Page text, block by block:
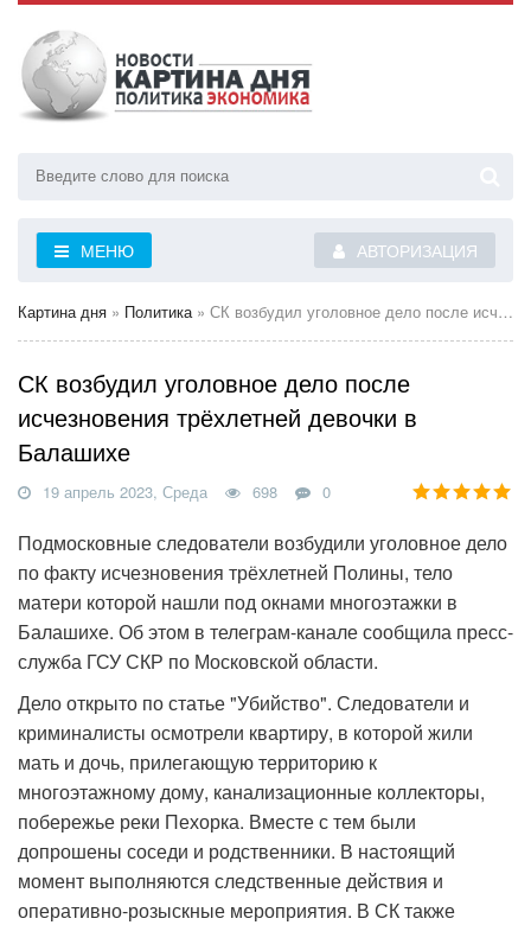
АВТОРИЗАЦИЯ
МЕНЮ
Картина дня » Политика» СК возбудил уголовное дело после исчезновения трёхлетней девочки в Балашихе
СК возбудил уголовное дело после
исчезновения трёхлетней девочки в
Балашихе
19 апрель 2023, Среда 698 0
Подмосковные следователи возбудили уголовное дело
по факту исчезновения трёхлетней Полины, тело
матери которой нашли под окнами многоэтажки в
Балашихе. Об этом в телеграм-канале сообщила пресс-
служба ГСУ СКР по Московской области.
Дело открыто по статье "Убийство". Следователи и
криминалисты осмотрели квартиру, в которой жили
мать и дочь, прилегающую территорию к
многоэтажному дому, канализационные коллекторы,
побережье реки Пехорка. Вместе с тем были
допрошены соседи и родственники. В настоящий
момент выполняются следственные действия и
оперативно-розыскные мероприятия. В СК также